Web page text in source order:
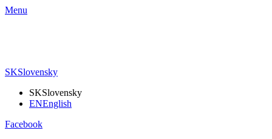
Menu
SKSlovensky
SKSlovensky
ENEnglish
Facebook